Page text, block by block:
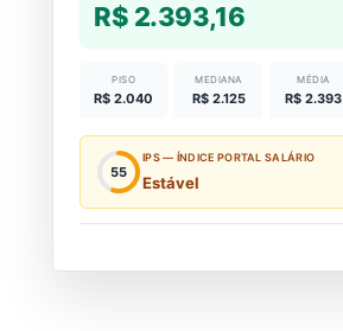
R$ 2.393,16
PISO
R$ 2.040
MEDIANA
R$ 2.125
MÉDIA
R$ 2.393
55
IPS — ÍNDICE PORTAL SALÁRIO
Estável